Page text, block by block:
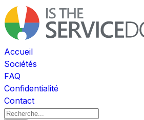
Accueil
Sociétés
FAQ
Confidentialité
Contact